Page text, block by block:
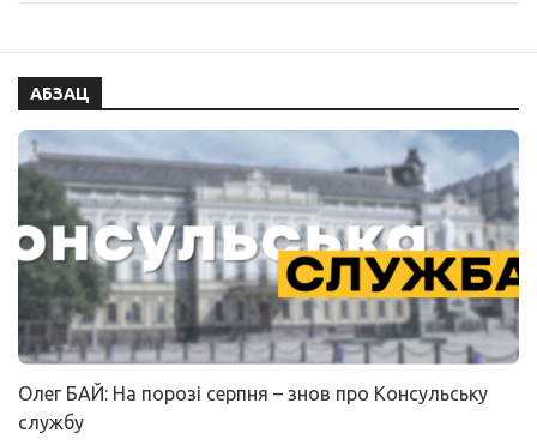
АБЗАЦ
Олег БАЙ: На порозі серпня – знов про Консульську
службу